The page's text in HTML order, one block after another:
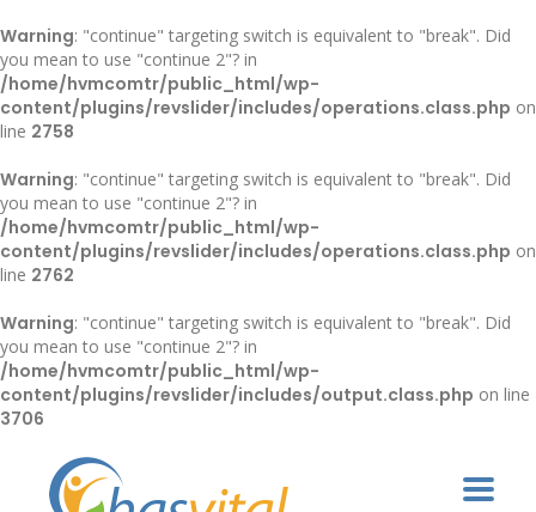
Warning: "continue" targeting switch is equivalent to "break". Did
you mean to use "continue 2"? in
/home/hvmcomtr/public_html/wp-
content/plugins/revslider/includes/operations.class.php on
line 2758
Warning: "continue" targeting switch is equivalent to "break". Did
you mean to use "continue 2"? in
/home/hvmcomtr/public_html/wp-
content/plugins/revslider/includes/operations.class.php on
line 2762
Warning: "continue" targeting switch is equivalent to "break". Did
you mean to use "continue 2"? in
/home/hvmcomtr/public_html/wp-
content/plugins/revslider/includes/output.class.php on line
3706